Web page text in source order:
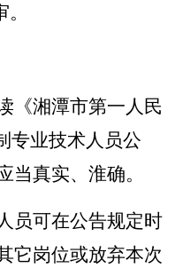
《湘潭市第一人民
专业技术人员公
当真实、淮确。
员可在公告规定时
它岗位或放弃本次